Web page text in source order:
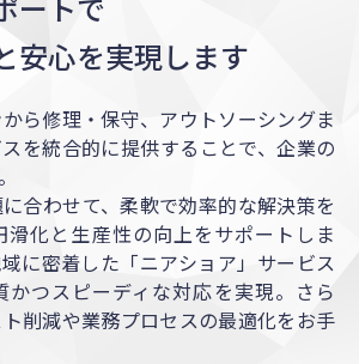
安心を実現します
ら修理・保守、アウトソーシングま
を統合的に提供することで、企業の
合わせて、柔軟で効率的な解決策を
滑化と生産性の向上をサポートしま
に密着した「ニアショア」サービス
かつスピーディな対応を実現。さら
削減や業務プロセスの最適化をお手